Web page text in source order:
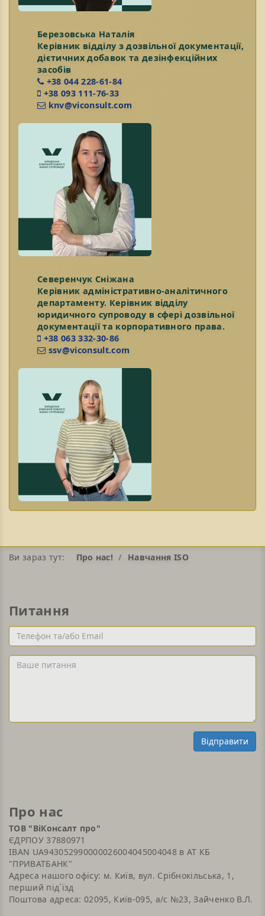
Березовська Наталія
Керівник відділу з дозвільної документації,
дієтичних добавок та дезінфекційних
засобів
+38 044 228-61-84
+38 093 111-76-33
knv@viconsult.com
Северенчук Сніжана
Керівник адміністративно-аналітичного
департаменту. Керівник відділу
юридичного супроводу в сфері дозвільної
документації та корпоративного права.
+38 063 332-30-86
ssv@viconsult.com
Ви зараз тут: Про нас! Навчання ISO
Питання
Телефон
та/
або
Email
Ваше
питання
Відправити
Про нас
ТОВ "ВіКонсалт про"
ЄДРПОУ 37880971
IBAN UA943052990000026004045004048 в АТ КБ
"ПРИВАТБАНК"
Адреса нашого офісу: м. Київ, вул. Срібнокільська, 1,
перший під`їзд
Поштова адреса: 02095, Київ-095, а/с №23, Зайченко В.Л.